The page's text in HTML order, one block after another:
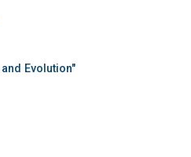
Evolution"